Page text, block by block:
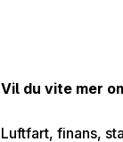
Vil du vite mer
Luftfart, finans,